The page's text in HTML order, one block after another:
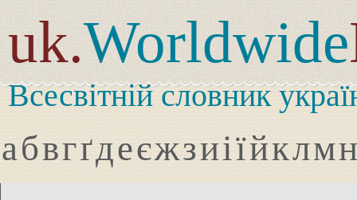
uk.Worldwide
Всесвітній словник
абвгґдеєжзиіїйклмн